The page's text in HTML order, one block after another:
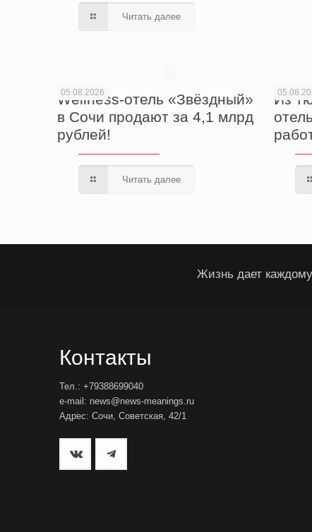
Читать далее
05.08.2026
Wellness-отель «Звёздный»
в Сочи продают за 4,1 млрд
рублей!
Читать далее
Из
Жизнь дает
Контакты
Тел.: +79388699040
e-mail: news@news-meanings.ru
Адрес: Сочи, Советская, 42/1